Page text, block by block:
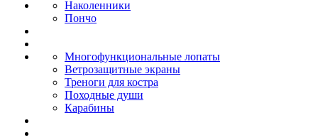
Наколенники
Пончо
Многофункциональные лопаты
Ветрозащитные экраны
Треноги для костра
Походные души
Карабины